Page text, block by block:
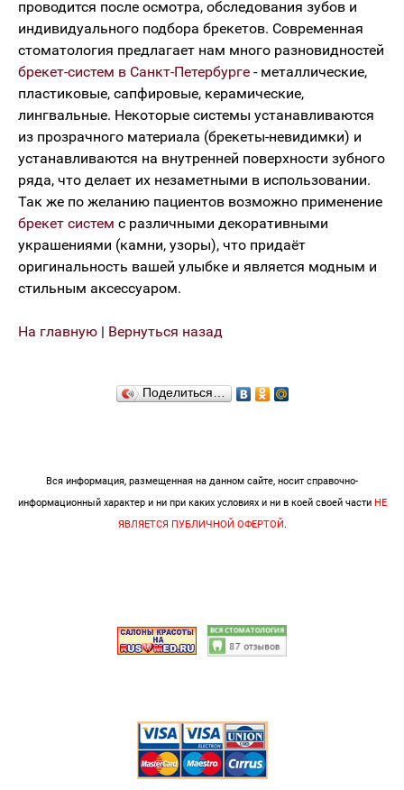
проводится после осмотра, обследования зубов и
индивидуального подбора брекетов. Современная
стоматология предлагает нам много разновидностей
брекет-систем в Санкт-Петербурге - металлические,
пластиковые, сапфировые, керамические,
лингвальные. Некоторые системы устанавливаются
из прозрачного материала (брекеты-невидимки) и
устанавливаются на внутренней поверхности зубного
ряда, что делает их незаметными в использовании.
Так же по желанию пациентов возможно применение
брекет систем с различными декоративными
украшениями (камни, узоры), что придаёт
оригинальность вашей улыбке и является модным и
стильным аксессуаром.
На главную | Вернуться назад
Поделиться…
Вся информация, размещенная на данном сайте, носит справочно-
информационный характер и ни при каких условиях и ни в коей своей части НЕ
ЯВЛЯЕТСЯ ПУБЛИЧНОЙ ОФЕРТОЙ.